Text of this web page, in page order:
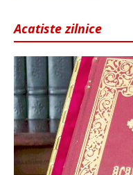
Acatiste zilnice